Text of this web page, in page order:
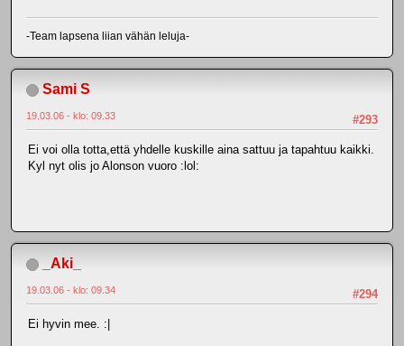
-Team lapsena liian vähän leluja-
Sami S
#293
19.03.06 - klo: 09.33
Ei voi olla totta,että yhdelle kuskille aina sattuu ja tapahtuu kaikki.
Kyl nyt olis jo Alonson vuoro :lol:
_Aki_
#294
19.03.06 - klo: 09.34
Ei hyvin mee. :|